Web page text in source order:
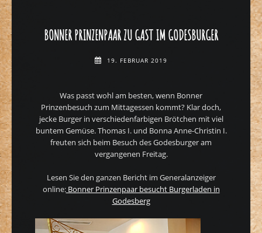
BONNER PRINZENPAAR ZU GAST IM GODESBURGER
19. FEBRUAR 2019
Was passt wohl am besten, wenn Bonner
Prinzenbesuch zum Mittagessen kommt? Klar doch,
jecke Burger in verschiedenfarbigen Brötchen mit viel
buntem Gemüse. Thomas I. und Bonna Anne-Christin I.
freuten sich beim Besuch des Godesburger am
vergangenen Freitag.
Lesen Sie den ganzen Bericht im Generalanzeiger
online:Bonner Prinzenpaar besucht Burgerladen in
Godesberg